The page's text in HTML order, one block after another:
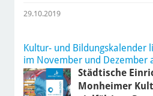
29.10.2019
Kultur- und Bildungskalender
im November und Dezember
Städtische
Monheimer